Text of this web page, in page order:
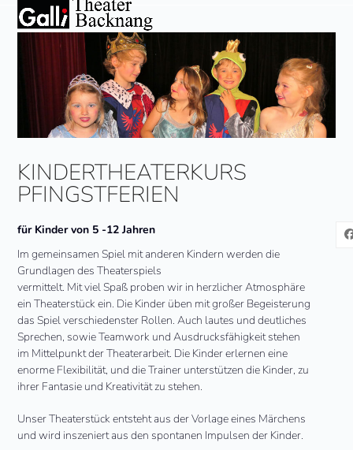
mobile
menu
mobile
menu
KINDERTHEATERKURS
PFINGSTFERIEN
für Kinder von 5 -12 Jahren
Im gemeinsamen Spiel mit anderen Kindern werden die
Grundlagen des Theaterspiels
vermittelt. Mit viel Spaß proben wir in herzlicher Atmosphäre
ein Theaterstück ein. Die Kinder üben mit großer Begeisterung
das Spiel verschiedenster Rollen. Auch lautes und deutliches
Sprechen, sowie Teamwork und Ausdrucksfähigkeit stehen
im Mittelpunkt der Theaterarbeit. Die Kinder erlernen eine
enorme Flexibilität, und die Trainer unterstützen die Kinder, zu
ihrer Fantasie und Kreativität zu stehen.
Unser Theaterstück entsteht aus der Vorlage eines Märchens
und wird inszeniert aus den spontanen Impulsen der Kinder.